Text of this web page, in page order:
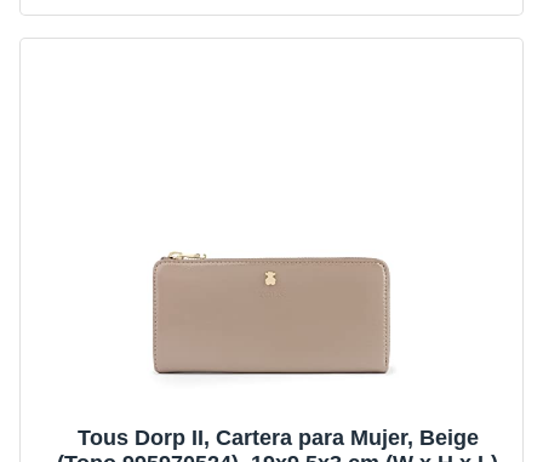
Tous Dorp II, Cartera para Mujer, Beige